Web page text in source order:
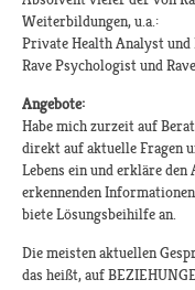
Weiterbildungen, u.a.:
Private Health Analyst
Rave Psychologist und
Angebote:
Habe mich zurzeit auf
direkt auf aktuelle Fragen
Lebens ein und erkläre den
erkennenden
biete Lösungsbeihilfe an.
Die meisten aktuellen
das heißt, auf